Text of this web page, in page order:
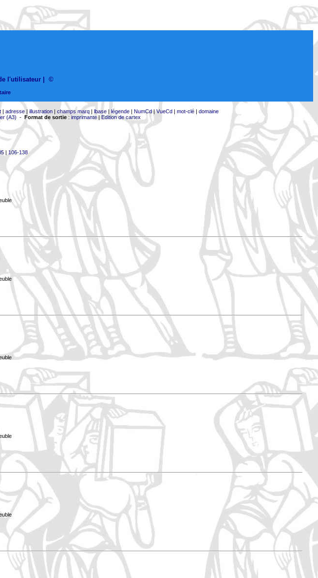
l'utilisateur ©
| adresse| illustration| champs marq| lbase| légende| NumCd|VueCd| mot-clé| domaine
(A3) - Format de sortie: imprimante|Edition de cartex
| 106-138